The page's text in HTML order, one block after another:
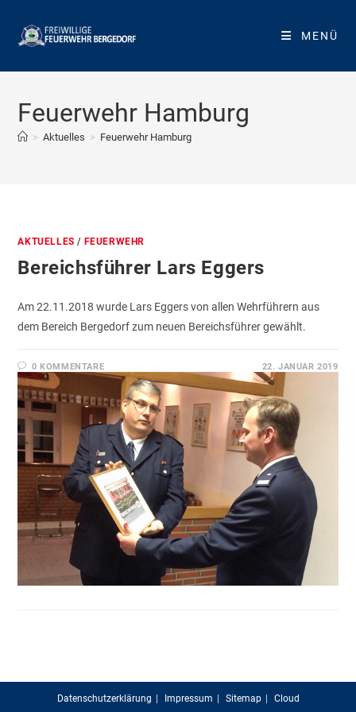
Inhalt
springen
MENÜ
Feuerwehr Hamburg
> Aktuelles > Feuerwehr Hamburg
AKTUELLES / FEUERWEHR
Bereichsführer Lars Eggers
Am 22.11.2018 wurde Lars Eggers von allen Wehrführern aus
dem Bereich Bergedorf zum neuen Bereichsführer gewählt.
0 KOMMENTARE 22. JANUAR 2019
Datenschutzerklärung Impressum Sitemap Cloud